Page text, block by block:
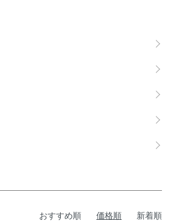
おすすめ順 価格順 新着順